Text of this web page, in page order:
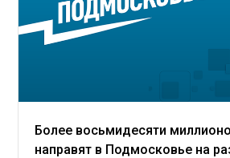
Более восьмидесяти
направят в Подмосковье на